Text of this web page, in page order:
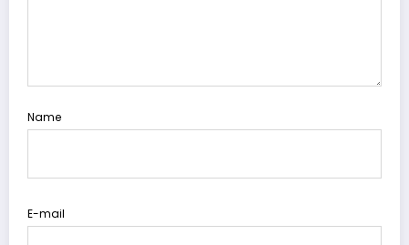
Name
E-mail